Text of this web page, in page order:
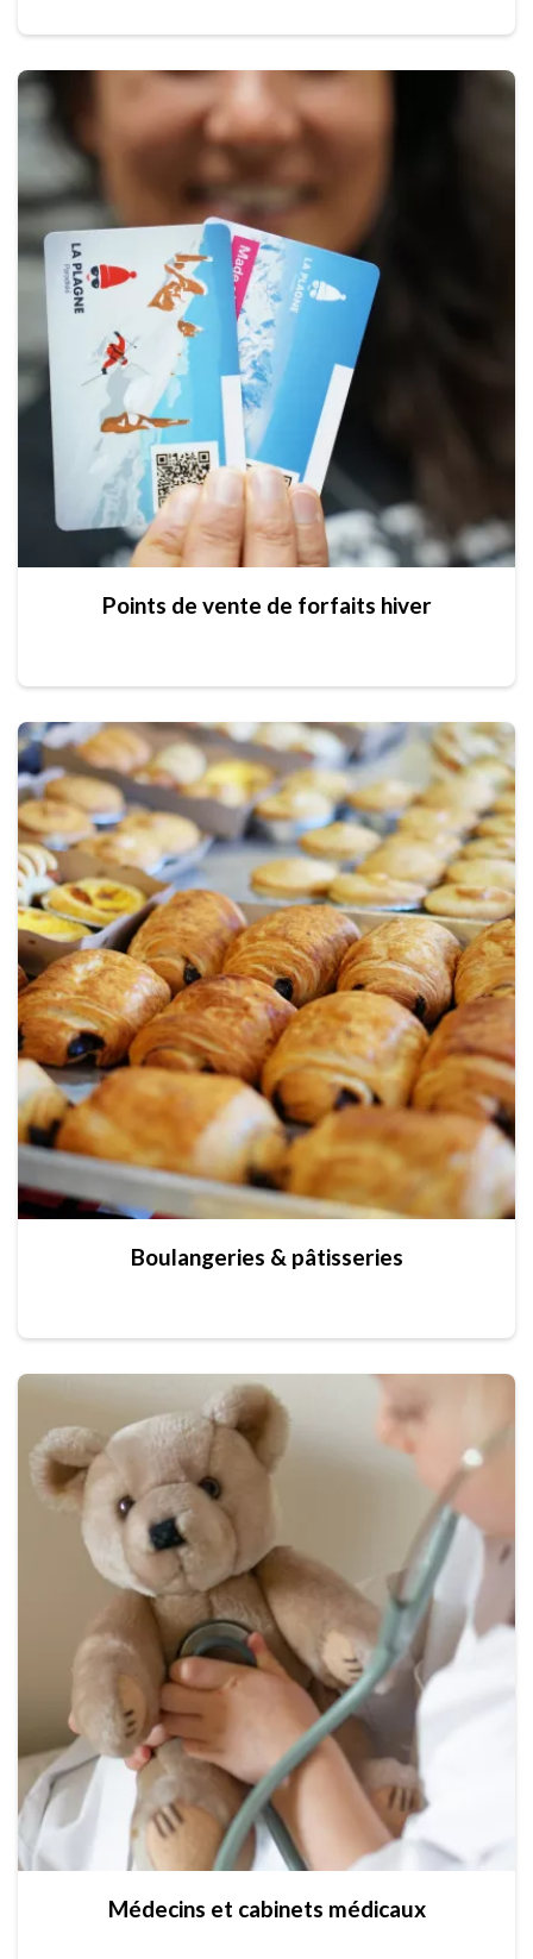
Points de vente de forfaits hiver
Boulangeries & pâtisseries
Médecins et cabinets médicaux